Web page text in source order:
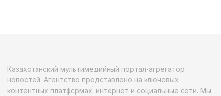
Казахстанский мультимедийный портал-агрегатор
новостей. Агентство представлено на ключевых
контентных платформах: интернет и социальные сети. Мы